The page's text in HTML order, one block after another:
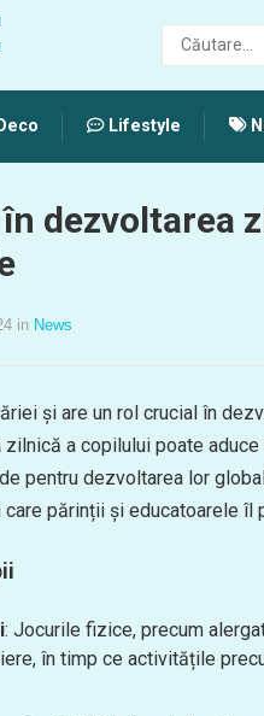
Lifestyle
dezvoltarea
in News
și are un rol crucial în
a copilului poate
pentru dezvoltarea lor
părinții și educatoarele
: Jocurile fizice, precum
în timp ce activitățile